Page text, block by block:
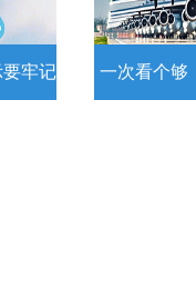
牢记 一次看个够